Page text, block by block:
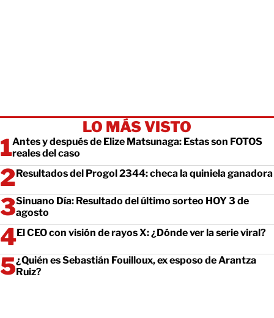
LO MÁS VISTO
Antes y después de Elize Matsunaga: Estas son FOTOS
reales del caso
Resultados del Progol 2344: checa la quiniela ganadora
Sinuano Día: Resultado del último sorteo HOY 3 de
agosto
El CEO con visión de rayos X: ¿Dónde ver la serie viral?
¿Quién es Sebastián Fouilloux, ex esposo de Arantza
Ruiz?